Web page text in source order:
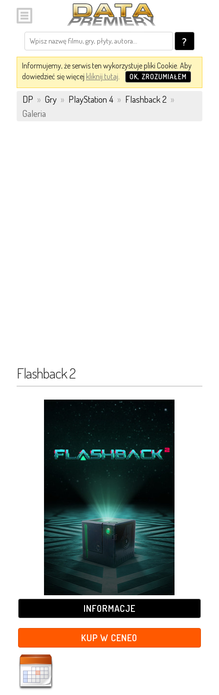
?
Informujemy, że serwis ten wykorzystuje pliki Cookie. Aby
dowiedzieć się więcej kliknij tutaj. OK, ZROZUMIAŁEM
DP » Gry » PlayStation 4 » Flashback 2 »
Galeria
Flashback 2
INFORMACJE
KUP W CENEO